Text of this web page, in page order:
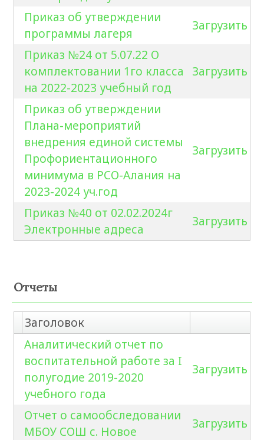
Приказ об утверждении
программы лагеря
Загрузить
Приказ №24 от 5.07.22 О
комплектовании 1го класса
на 2022-2023 учебный год
Загрузить
Приказ об утверждении
Плана-мероприятий
внедрения единой системы
Профориентационного
минимума в РСО-Алания на
2023-2024 уч.год
Загрузить
Приказ №40 от 02.02.2024г
Электронные адреса
Загрузить
Отчеты
Заголовок
Аналитический отчет по
воспитательной работе за I
полугодие 2019-2020
учебного года
Загрузить
Отчет о самообследовании
МБОУ СОШ с. Новое
Загрузить